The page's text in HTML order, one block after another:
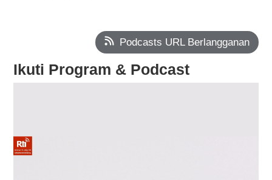
Podcasts URL Berlangganan
Ikuti Program & Podcast